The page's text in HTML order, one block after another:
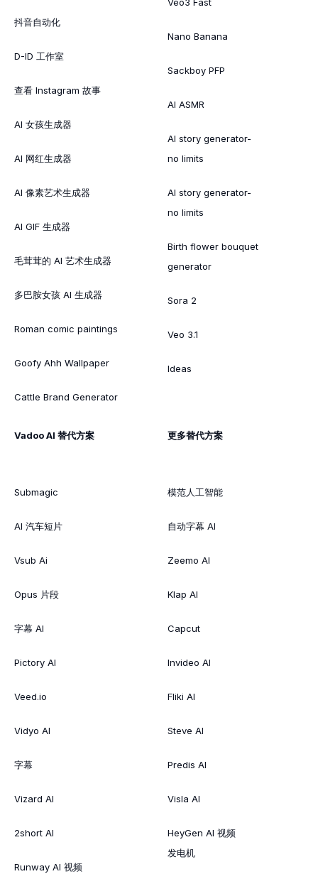
抖音自动化
D-ID 工作室
查看 Instagram 故事
AI 女孩生成器
AI 网红生成器
AI 像素艺术生成器
AI GIF 生成器
毛茸茸的 AI 艺术生成器
多巴胺女孩 AI 生成器
Roman comic paintings
Goofy Ahh Wallpaper
Cattle Brand Generator
Veo3 Fast
Nano Banana
Sackboy PFP
AI ASMR
AI story generator-
no limits
AI story generator-
no limits
Birth flower bouquet
generator
Sora 2
Veo 3.1
Ideas
Vadoo AI 替代方案
Submagic
AI 汽车短片
Vsub Ai
Opus 片段
字幕 AI
Pictory AI
Veed.io
Vidyo AI
字幕
Vizard AI
2short AI
Runway AI 视频
更多替代方案
模范人工智能
自动字幕 AI
Zeemo AI
Klap AI
Capcut
Invideo AI
Fliki AI
Steve AI
Predis AI
Visla AI
HeyGen AI 视频
发电机